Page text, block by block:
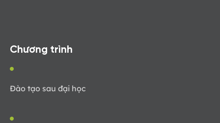
Chương trình
Đào tạo sau đại học